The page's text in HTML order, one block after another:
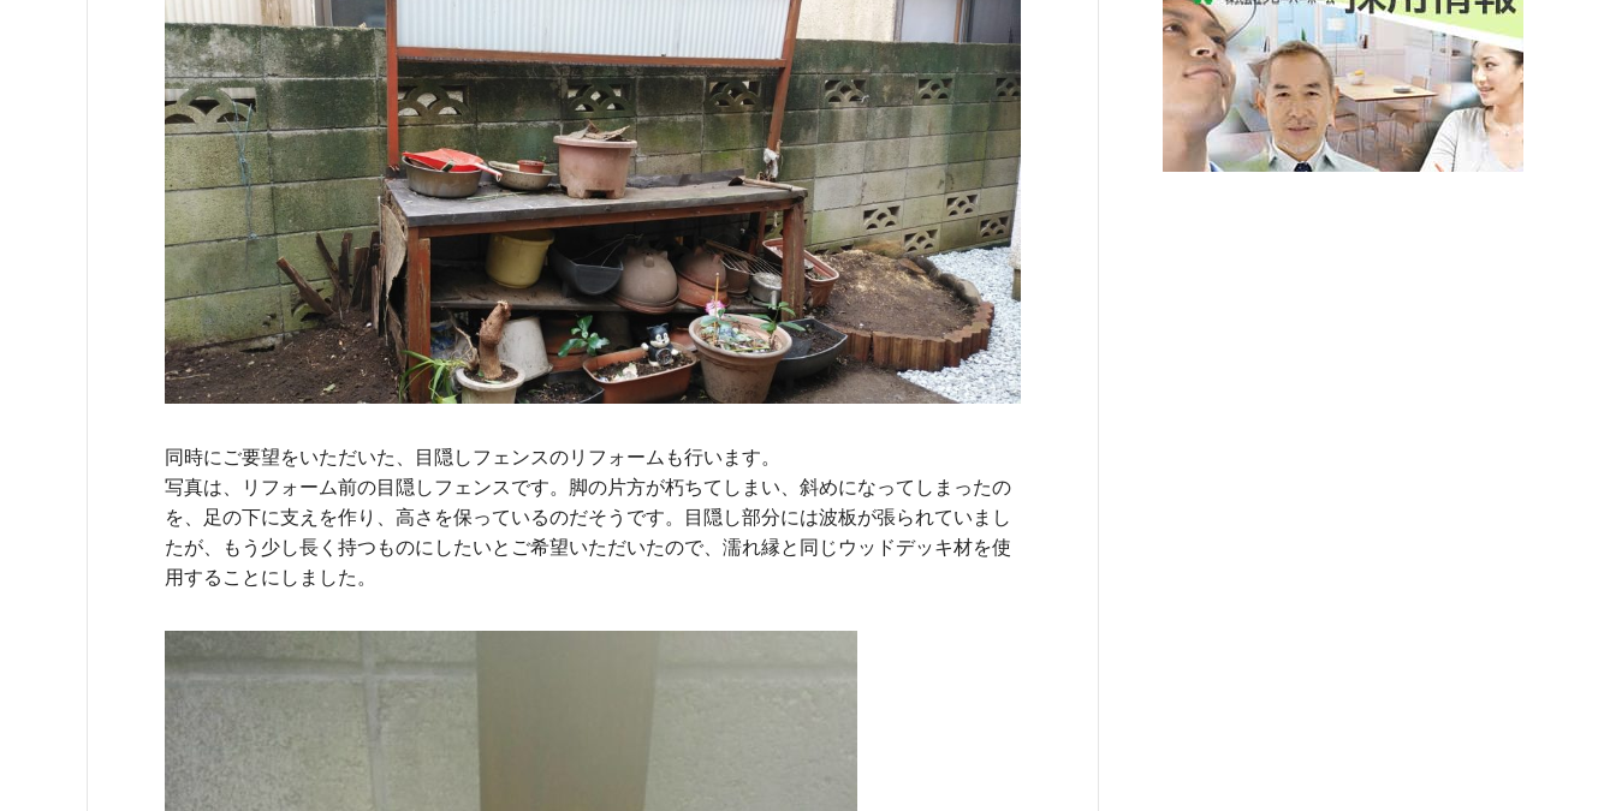
同時にご要望をいただいた、目隠しフェンスのリフォームも行います。
写真は、リフォーム前の目隠しフェンスです。脚の片方が朽ちてしまい、斜めになってしまったの
を、足の下に支えを作り、高さを保っているのだそうです。目隠し部分には波板が張られていまし
たが、もう少し長く持つものにしたいとご希望いただいたので、濡れ縁と同じウッドデッキ材を使
用することにしました。